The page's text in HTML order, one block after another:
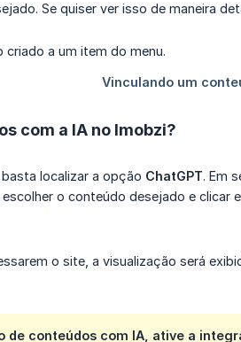
Se quiser ver isso de maneira
com a IA no Imobzi?
, basta localizar a opção ChatGPT. Em
o conteúdo desejado e clicar
o site, a visualização será
de conteúdos com IA, ative a